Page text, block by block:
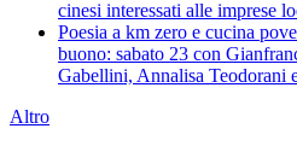
cinesi interessati alle imprese
Poesia a km zero e cucina
buono: sabato 23 con
Gabellini, Annalisa Teodorani
Altro